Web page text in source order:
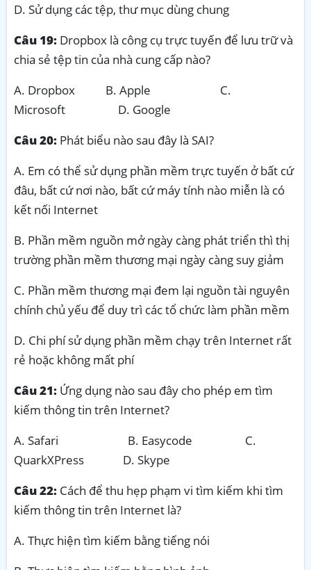
D. Sử dụng các tệp, thư mục dùng chung
Câu 19: Dropbox là công cụ trực tuyến để lưu trữ và
chia sẻ tệp tin của nhà cung cấp nào?
A. Dropbox B. Apple C.
Microsoft D. Google
Câu 20: Phát biểu nào sau đây là SAI?
A. Em có thể sử dụng phần mềm trực tuyến ở bất cứ
đâu, bất cứ nơi nào, bất cứ máy tính nào miễn là có
kết nối Internet
B. Phần mềm nguồn mở ngày càng phát triển thì thị
trường phần mềm thương mại ngày càng suy giảm
C. Phần mềm thương mại đem lại nguồn tài nguyên
chính chủ yếu để duy trì các tổ chức làm phần mềm
D. Chi phí sử dụng phần mềm chạy trên Internet rất
rẻ hoặc không mất phí
Câu 21: Ứng dụng nào sau đây cho phép em tìm
kiếm thông tin trên Internet?
A. Safari B. Easycode C.
QuarkXPress D. Skype
Câu 22: Cách để thu hẹp phạm vi tìm kiếm khi tìm
kiếm thông tin trên Internet là?
A. Thực hiện tìm kiếm bằng tiếng nói